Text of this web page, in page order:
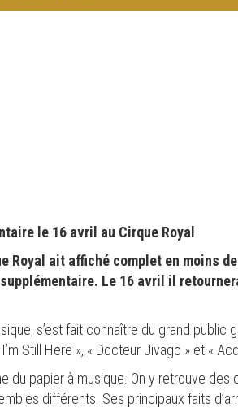
le 16 avril au Cirque Royal
Royal ait affiché complet en moins
Le 16 avril il
s’est fait connaître du grand
Still Here », « Docteur Jivago » et «
du papier à musique. On y retrouve
différents. Ses principaux faits